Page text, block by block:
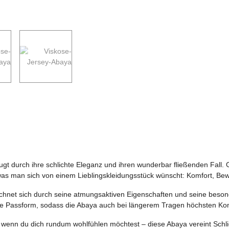
durch ihre schlichte Eleganz und ihren wunderbar fließenden Fall.
man sich von einem Lieblingskleidungsstück wünscht: Komfort,
sich durch seine atmungsaktiven Eigenschaften und seine
sodass die Abaya auch bei längerem Tragen höchsten
du dich rundum wohlfühlen möchtest – diese Abaya vereint